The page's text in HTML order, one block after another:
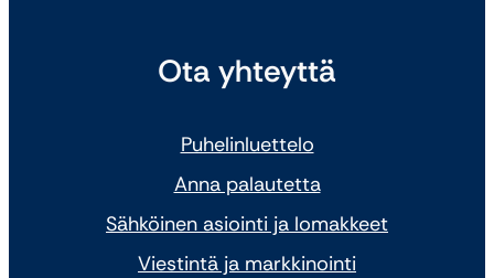
Ota yhteyttä
Puhelinluettelo
Anna palautetta
Sähköinen asiointi ja lomakkeet
Viestintä ja markkinointi